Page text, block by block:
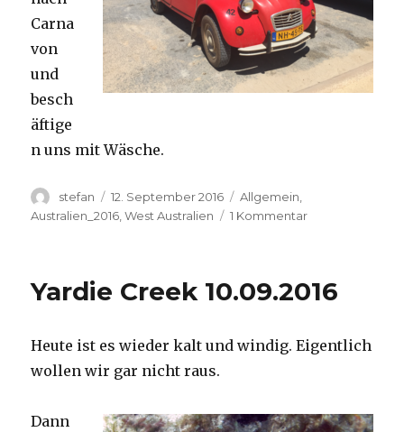
Carna
von
und
besch
äftige
n uns mit Wäsche.
Autor
stefan
Veröffentlicht
am
12. September 2016 Kategorien
Allgemein
Australien_2016 ,West Australien 1 Kommentarzu
Yardie Creek 10.09.2016
Heute ist es wieder kalt und windig. Eigentlich
wollen wir gar nicht raus.
Dann